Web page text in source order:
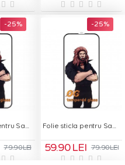
-25 %
79.90 LEI
-25 %
59.90 LEI 79.90 LEI